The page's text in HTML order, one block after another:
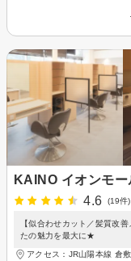
KAINO イオンモ
4.6
(19件)
【似合わせカット／髪質改
たの魅力を最大に★
アクセス：JR山陽本線 倉